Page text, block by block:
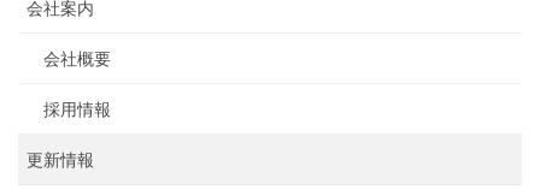
会社案内
会社概要
採用情報
更新情報